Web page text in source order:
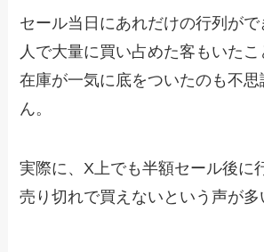
セール当日にあれだけの行列が
人で大量に買い占めた客もいたこ
在庫が一気に底をついたのも不
ん。
実際に、X上でも半額セール後に
売り切れで買えないという声が多